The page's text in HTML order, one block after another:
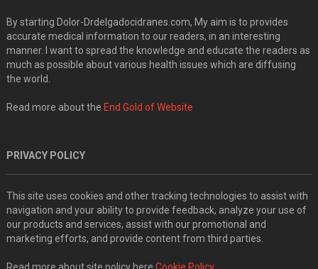
By starting Dolor-Drdelgadocidranes.com, My aim is to provides
accurate medical information to our readers, in an interesting
manner. I want to spread the knowledge and educate the readers as
much as possible about various health issues which are diffusing
the world.
Read more about the End Gold of Website
PRIVACY POLICY
This site uses cookies and other tracking technologies to assist with
navigation and your ability to provide feedback, analyze your use of
our products and services, assist with our promotional and
marketing efforts, and provide content from third parties.